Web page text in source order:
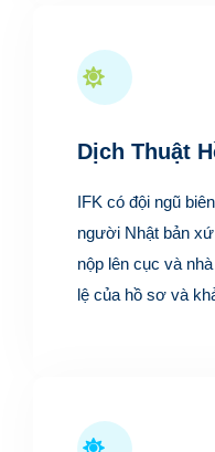
Dịch Thuật
IFK có đội ngũ
người Nhật bản
nộp lên cục và
lệ của hồ sơ và